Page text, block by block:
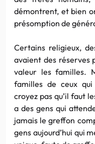
démontrent, et bien
présomption de
Certains religieux,
avaient des réserves
valeur les familles.
familles de ceux
croyez pas qu’il faut
a des gens qui
jamais le greffon
gens aujourd’hui qui